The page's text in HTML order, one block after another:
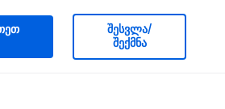
შესვლა/
შექმნა